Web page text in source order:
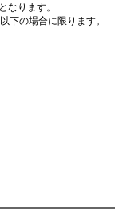
なります。
下の場合に限ります。